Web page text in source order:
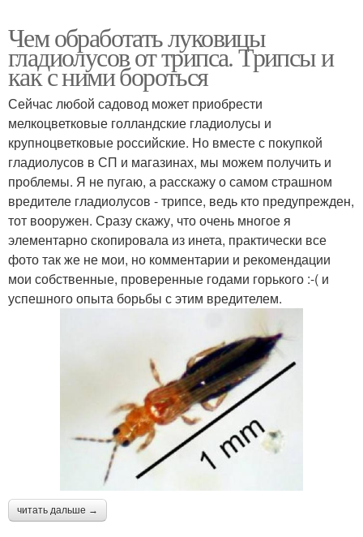
Чем обработать луковицы
гладиолусов от трипса. Трипсы и
как с ними бороться
Сейчас любой садовод может приобрести
мелкоцветковые голландские гладиолусы и
крупноцветковые российские. Но вместе с покупкой
гладиолусов в СП и магазинах, мы можем получить и
проблемы. Я не пугаю, а расскажу о самом страшном
вредителе гладиолусов - трипсе, ведь кто предупрежден,
тот вооружен. Сразу скажу, что очень многое я
элементарно скопировала из инета, практически все
фото так же не мои, но комментарии и рекомендации
мои собственные, проверенные годами горького :-( и
успешного опыта борьбы с этим вредителем.
читать дальше →